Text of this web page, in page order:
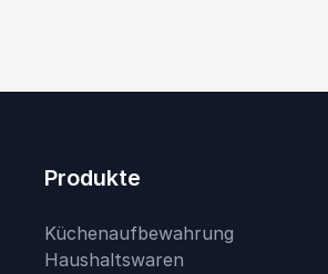
Produkte
Küchenaufbewahrung
Haushaltswaren